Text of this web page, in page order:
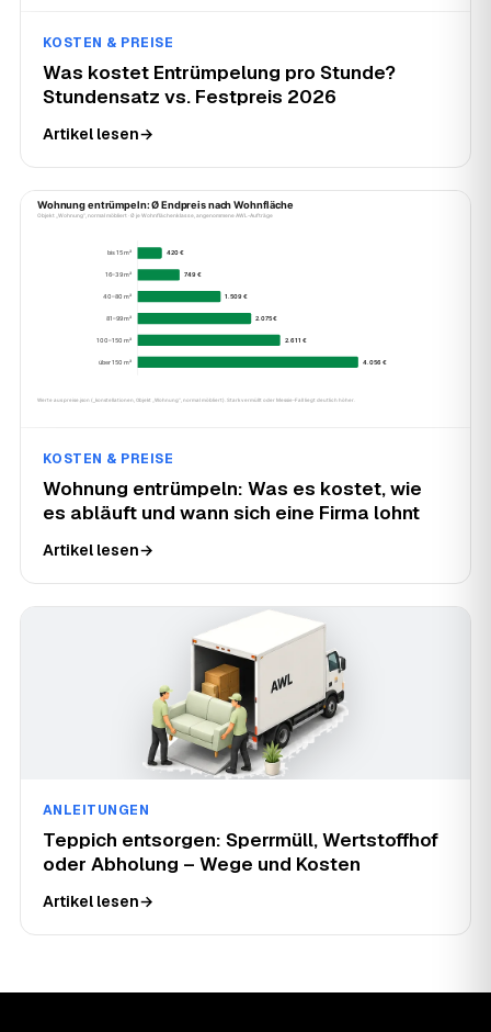
KOSTEN & PREISE
Was kostet Entrümpelung pro Stunde?
Stundensatz vs. Festpreis 2026
Artikel lesen→
KOSTEN & PREISE
Wohnung entrümpeln: Was es kostet, wie
es abläuft und wann sich eine Firma lohnt
Artikel lesen→
ANLEITUNGEN
Teppich entsorgen: Sperrmüll, Wertstoffhof
oder Abholung – Wege und Kosten
Artikel lesen→